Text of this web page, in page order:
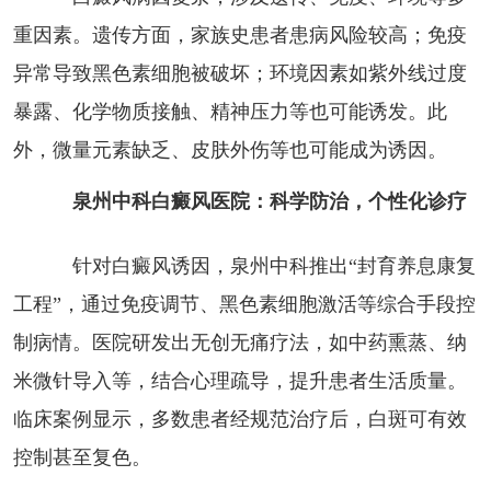
重因素。遗传方面，家族史患者患病风险较高；免疫
异常导致黑色素细胞被破坏；环境因素如紫外线过度
暴露、化学物质接触、精神压力等也可能诱发。此
外，微量元素缺乏、皮肤外伤等也可能成为诱因。
泉州中科白癜风医院：科学防治，个性化诊疗
针对白癜风诱因，泉州中科推出“封育养息康复
工程”，通过免疫调节、黑色素细胞激活等综合手段控
制病情。医院研发出无创无痛疗法，如中药熏蒸、纳
米微针导入等，结合心理疏导，提升患者生活质量。
临床案例显示，多数患者经规范治疗后，白斑可有效
控制甚至复色。